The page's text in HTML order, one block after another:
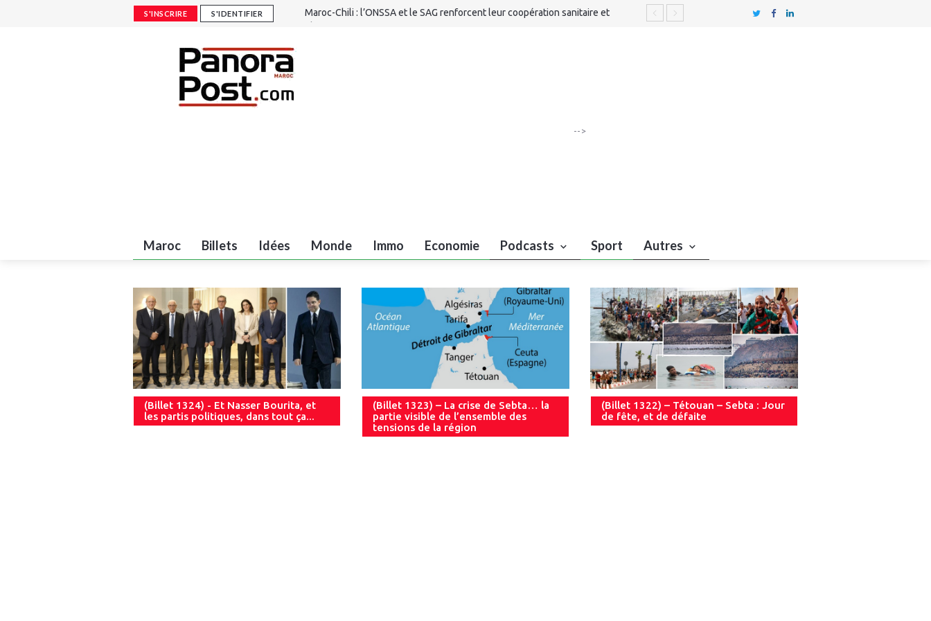
S'INSCRIRE S'IDENTIFIER
Maroc-Chili : l’ONSSA et le SAG renforcent leur coopération sanitaire et
-->
Maroc Billets Idées Monde Immo Economie Podcasts Sport Autres
(Billet 1324) - Et Nasser Bourita, et
les partis politiques, dans tout ça...
(Billet 1323) – La crise de Sebta… la
partie visible de l’ensemble des
tensions de la région
(Billet 1322) – Tétouan – Sebta : Jour
de fête, et de défaite